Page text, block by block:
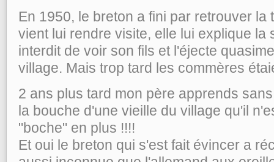
En 1950, le breton a fini par retrouver la
vient lui rendre visite, elle lui explique la
interdit de voir son fils et l'éjecte
village. Mais trop tard les commères
2 ans plus tard mon père apprends
la bouche d'une vieille du village qu'il
"boche" en plus !!!!
Et oui le breton qui s'est fait évincer a